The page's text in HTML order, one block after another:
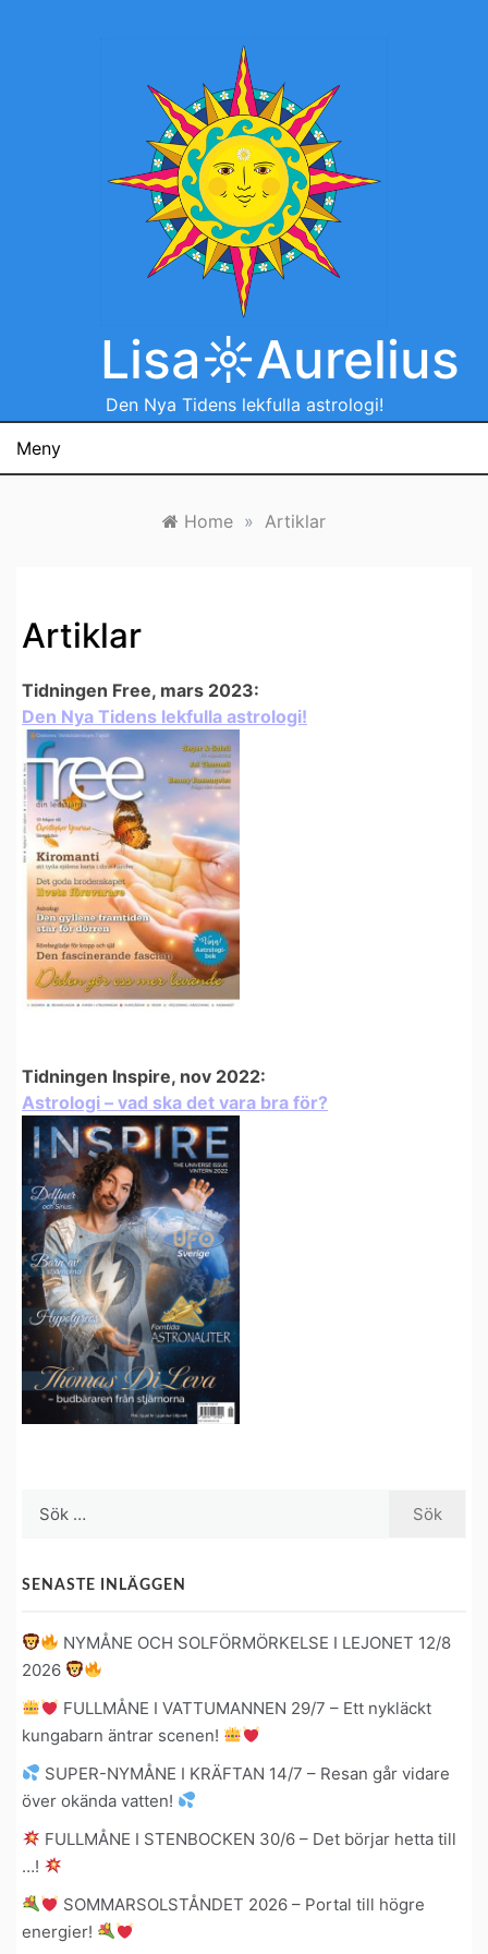
Lisa☼Aurelius
Den Nya Tidens lekfulla astrologi!
Meny
Home » Artiklar
Artiklar
Tidningen Free, mars 2023:
Den Nya Tidens lekfulla astrologi!
Tidningen Inspire, nov 2022:
Astrologi – vad ska det vara bra för?
SENASTE INLÄGGEN
NYMÅNE OCH SOLFÖRMÖRKELSE I LEJONET 12/8
2026
FULLMÅNE I VATTUMANNEN 29/7 – Ett nykläckt
kungabarn äntrar scenen!
SUPER-NYMÅNE I KRÄFTAN 14/7 – Resan går vidare
över okända vatten!
FULLMÅNE I STENBOCKEN 30/6 – Det börjar hetta till
…!
SOMMARSOLSTÅNDET 2026 – Portal till högre
energier!